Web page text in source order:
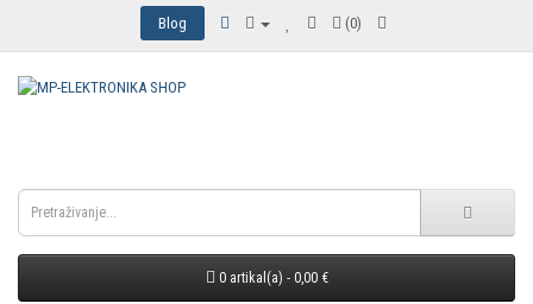
Blog (0)
0 artikal(a) - 0,00 €